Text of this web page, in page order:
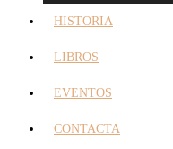
HISTORIA
LIBROS
EVENTOS
CONTACTA